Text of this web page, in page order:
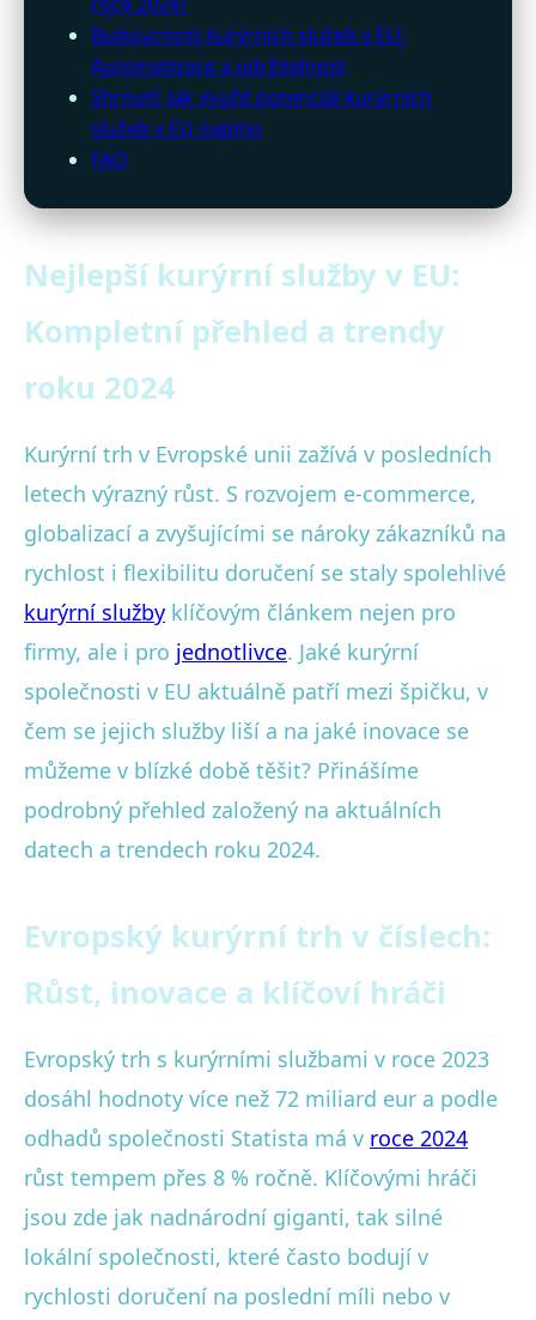
Budoucnost kurýrních služeb v EU:
Automatizace a udržitelnost
Shrnutí: Jak využít potenciál kurýrních
služeb v EU naplno
FAQ
Nejlepší kurýrní služby v EU:
Kompletní přehled a trendy
roku 2024
Kurýrní trh v Evropské unii zažívá v posledních
letech výrazný růst. S rozvojem e-commerce,
globalizací a zvyšujícími se nároky zákazníků na
rychlost i flexibilitu doručení se staly spolehlivé
kurýrní služby klíčovým článkem nejen pro
firmy, ale i pro jednotlivce. Jaké kurýrní
společnosti v EU aktuálně patří mezi špičku, v
čem se jejich služby liší a na jaké inovace se
můžeme v blízké době těšit? Přinášíme
podrobný přehled založený na aktuálních
datech a trendech roku 2024.
Evropský kurýrní trh v číslech:
Růst, inovace a klíčoví hráči
Evropský trh s kurýrními službami v roce 2023
dosáhl hodnoty více než 72 miliard eur a podle
odhadů společnosti Statista má v roce 2024
růst tempem přes 8 % ročně. Klíčovými hráči
jsou zde jak nadnárodní giganti, tak silné
lokální společnosti, které často bodují v
rychlosti doručení na poslední míli nebo v